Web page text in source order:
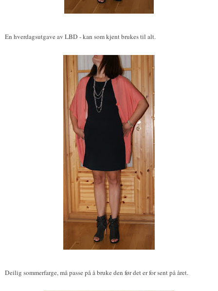
En hverdagsutgave av LBD - kan som kjent brukes til alt.
Deilig sommerfarge, må passe på å bruke den før det er for sent på året.